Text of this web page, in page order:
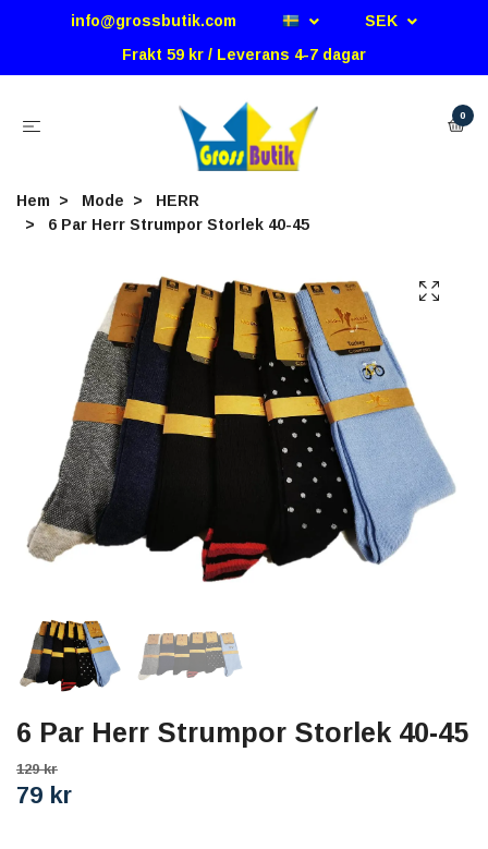
info@grossbutik.com
SEK
Frakt 59 kr / Leverans 4-7 dagar
0
Hem Mode
HERR
6 Par Herr Strumpor Storlek 40-45
6 Par Herr Strumpor Storlek 40-45
129 kr
79 kr